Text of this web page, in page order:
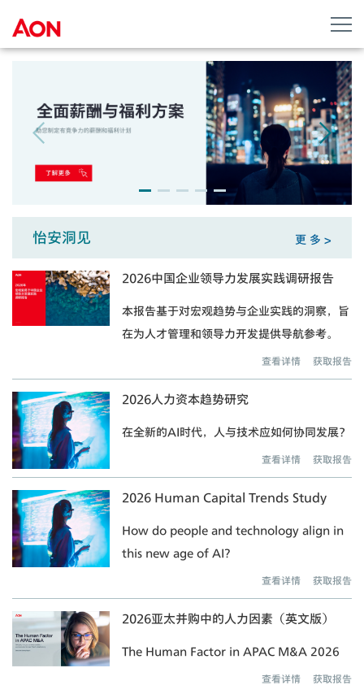
怡安洞见 更 多 >
2026中国企业领导力发展实践调研报告
本报告基于对宏观趋势与企业实践的洞察，旨
在为人才管理和领导力开发提供导航参考。
获取报告
查看详情
2026人力资本趋势研究
在全新的AI时代，人与技术应如何协同发展？
获取报告
查看详情
2026 Human Capital Trends Study
How do people and technology align in
this new age of AI?
获取报告
查看详情
2026亚太并购中的人力因素（英文版）
The Human Factor in APAC M&A 2026
获取报告
查看详情